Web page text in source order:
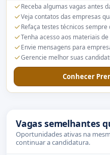
Receba algumas vagas antes
Veja contatos das empresas
Refaça testes técnicos sempre
Tenha acesso aos materiais
Envie mensagens para
Gerencie melhor suas
Conhecer
Vagas semelhantes
Oportunidades ativas na
continuar a candidatura.